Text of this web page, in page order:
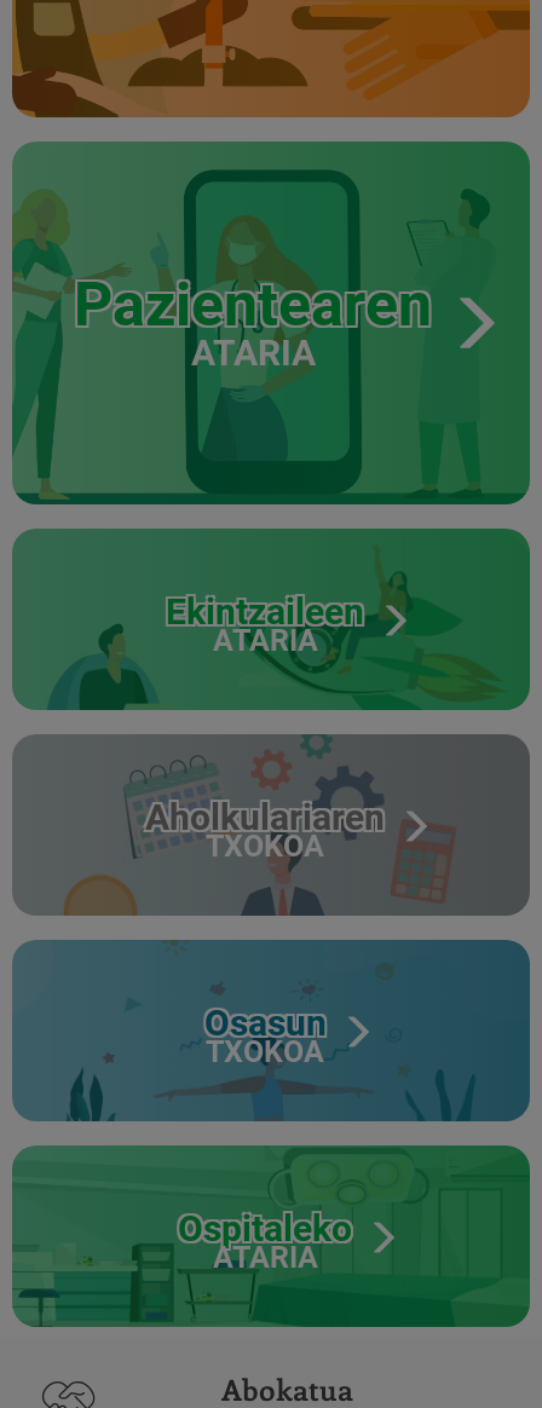
Pazientearen
ATARIA
Ekintzaileen
ATARIA
Aholkulariaren
TXOKOA
Osasun
TXOKOA
Ospitaleko
ATARIA
Abokatua